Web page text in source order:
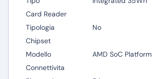
Card Reader
Tipologia
No
Chipset
Modello
AMD SoC Platform
Connettivita